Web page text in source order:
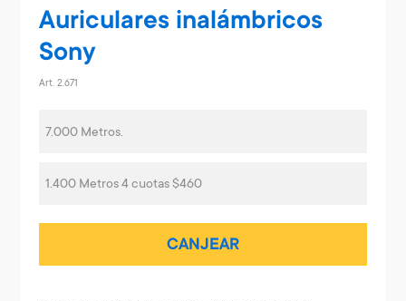
Auriculares inalámbricos
Sony
Art. 2.671
7.000 Metros.
1.400 Metros 4 cuotas $460
CANJEAR